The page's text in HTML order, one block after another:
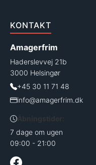
KONTAKT
Amagerfrim
Haderslevvej 21b
3000 Helsingør
+45 30 11 71 48
info@amagerfrim.dk
Åbningstider:
7 dage om ugen
09:00 - 21:00